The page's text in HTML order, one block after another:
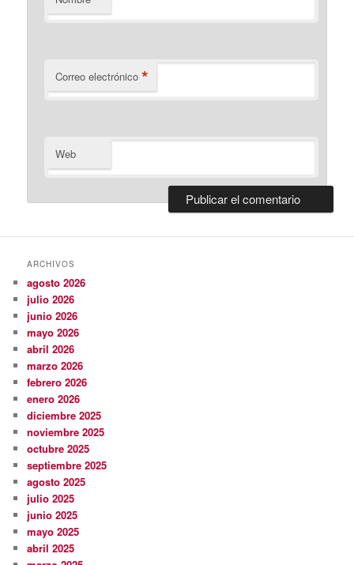
Correo electrónico *
Web
ARCHIVOS
agosto 2026
julio 2026
junio 2026
mayo 2026
abril 2026
marzo 2026
febrero 2026
enero 2026
diciembre 2025
noviembre 2025
octubre 2025
septiembre 2025
agosto 2025
julio 2025
junio 2025
mayo 2025
abril 2025